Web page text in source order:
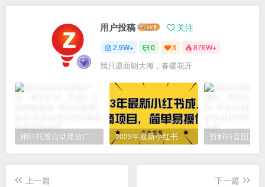
用户投稿 关注
2.9W+ 0 3 876W+
我只愿面朝大海，春暖花开
闹钟托管自动播放广告，单机5-10，无需人工操作 2023年最新小红书成人电商项目，简单易操作【详细教程】
上一篇
下一篇